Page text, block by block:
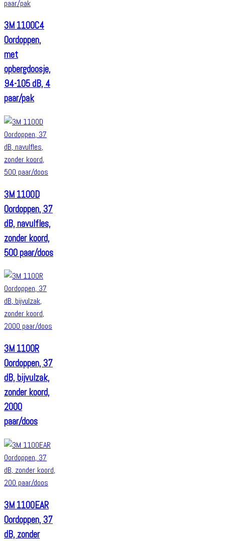
3M 1100C4
Oordoppen,
met
opbergdoosje,
94-105 dB, 4
paar/pak
3M 1100D
Oordoppen, 37
dB, navulfles,
zonder koord,
500 paar/doos
3M 1100R
Oordoppen, 37
dB, bijvulzak,
zonder koord,
2000
paar/doos
3M 1100EAR
Oordoppen, 37
dB, zonder